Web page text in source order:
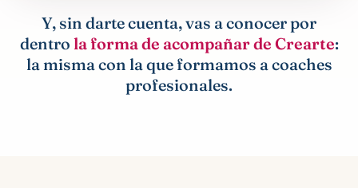
Y, sin darte cuenta, vas a conocer por
dentro la forma de acompañar de Crearte:
la misma con la que formamos a coaches
profesionales.